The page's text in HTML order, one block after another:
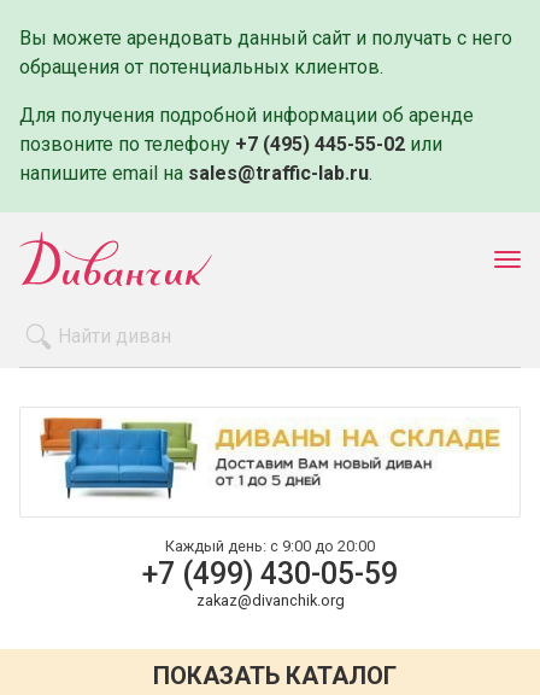
Вы можете арендовать данный сайт и получать с него
обращения от потенциальных клиентов.
Для получения подробной информации об аренде
позвоните по телефону +7 (495) 445-55-02 или
напишите email на sales@traffic-lab.ru.
Оплата и доставка
Контакты
Каждый день: с 9:00 до 20:00
+7 (499) 430-05-59
zakaz@divanchik.org
ПОКАЗАТЬ КАТАЛОГ